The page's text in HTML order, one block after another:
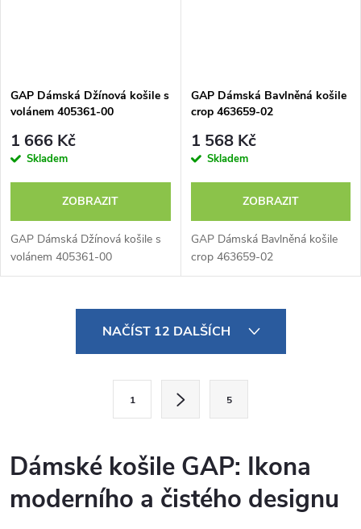
GAP Dámská Džínová košile s
volánem 405361-00
1 666 Kč
Skladem
ZOBRAZIT
GAP Dámská Džínová košile s
volánem 405361-00
GAP Dámská Bavlněná košile
crop 463659-02
1 568 Kč
Skladem
ZOBRAZIT
GAP Dámská Bavlněná košile
crop 463659-02
d
a
c
NAČÍST 12 DALŠÍCH
á
n
k
1 5
Dámské košile GAP: Ikona
moderního a čistého designu